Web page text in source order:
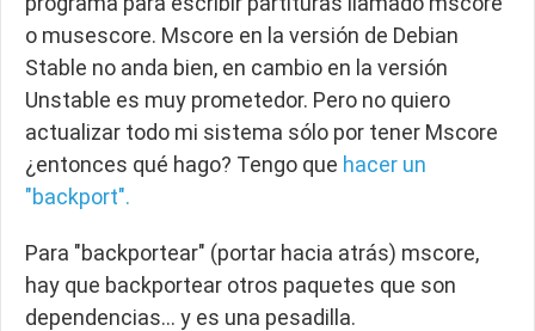
o musescore. Mscore en la versión de Debian
Stable no anda bien, en cambio en la versión
Unstable es muy prometedor. Pero no quiero
actualizar todo mi sistema sólo por tener Mscore
¿entonces qué hago? Tengo que hacer un
"backport".
Para "backportear" (portar hacia atrás) mscore,
hay que backportear otros paquetes que son
dependencias… y es una pesadilla.